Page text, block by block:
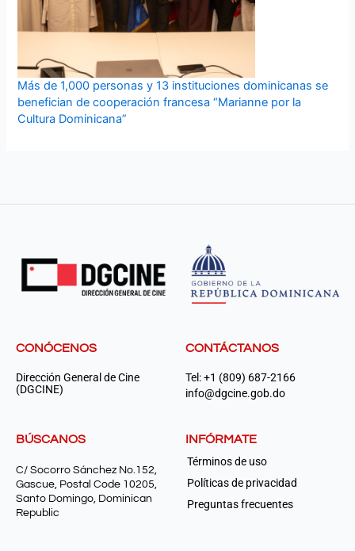
Más de 1,000 personas y 13 instituciones dominicanas se
benefician de cooperación francesa “Marianne por la
Cultura Dominicana”
CONÓCENOS
Dirección General de Cine
(DGCINE)
CONTÁCTANOS
Tel: +1 (809) 687-2166
info@dgcine.gob.do
BÚSCANOS
C/ Socorro Sánchez No.152,
Gascue, Postal Code 10205,
Santo Domingo, Dominican
Republic
INFÓRMATE
Términos de uso
Políticas de privacidad
Preguntas frecuentes